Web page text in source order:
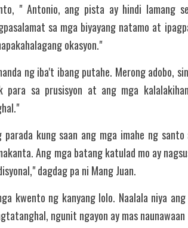
" Antonio, ang pista ay hindi lamang
sa mga biyayang natamo at
okasyon."
ng iba't ibang putahe. Merong adobo,
para sa prusisyon at ang mga
kung saan ang mga imahe ng
Ang mga batang katulad mo ay
dagdag pa ni Mang Juan.
kwento ng kanyang lolo. Naalala niya
ngunit ngayon ay mas